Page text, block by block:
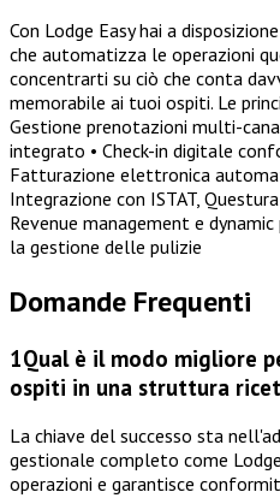
Con Lodge Easy hai a
che automatizza le operazioni
concentrarti su ciò che conta
memorabile ai tuoi ospiti. Le
Gestione prenotazioni multi-
integrato • Check-in digitale
Fatturazione elettronica
Integrazione con ISTAT,
Revenue management e dynamic
la gestione delle pulizie
Domande Frequenti
1Qual è il modo migliore
ospiti in una struttura
La chiave del successo sta
gestionale completo come
operazioni e garantisce